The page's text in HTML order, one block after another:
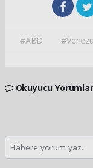
#ABD
Okuyucu